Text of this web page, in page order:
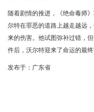
随着剧情的推进，《绝命毒师
尔特在罪恶的道路上越走越远
来的伤害。他试图弥补过错，
件后，沃尔特迎来了命运的最终
发布于：广东省